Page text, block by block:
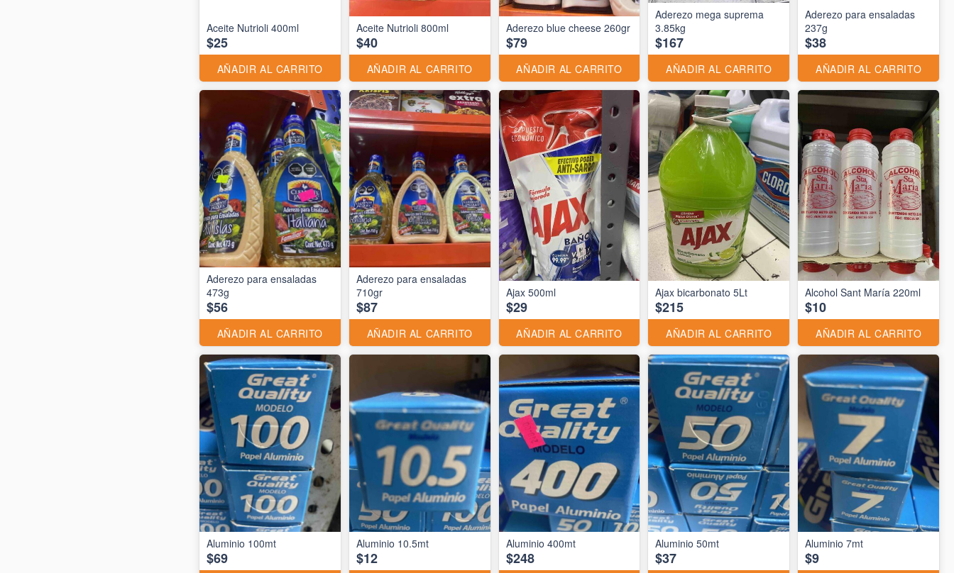
Aceite Nutrioli 400ml
$25
AÑADIR AL CARRITO
Aceite Nutrioli 800ml
$40
AÑADIR AL CARRITO
Aderezo blue cheese 260gr
$79
AÑADIR AL CARRITO
Aderezo mega suprema
3.85kg
$167
AÑADIR AL CARRITO
Aderezo para ensaladas
237g
$38
AÑADIR AL CARRITO
Aderezo para ensaladas
473g
$56
AÑADIR AL CARRITO
Aderezo para ensaladas
710gr
$87
AÑADIR AL CARRITO
Ajax 500ml
$29
AÑADIR AL CARRITO
Ajax bicarbonato 5Lt
$215
AÑADIR AL CARRITO
Alcohol Sant María 220ml
$10
AÑADIR AL CARRITO
$69
Aluminio 10.5mt
$12
Aluminio 400mt
$248
Aluminio 50mt
$37
Aluminio 7mt
$9